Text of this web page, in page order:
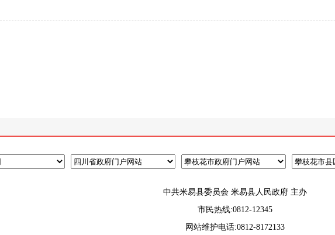
中共米易县委员会 米易县人民政府 主办
市民热线:0812-12345
网站维护电话:0812-8172133